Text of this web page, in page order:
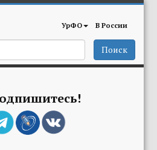
УрФО В России
Поиск